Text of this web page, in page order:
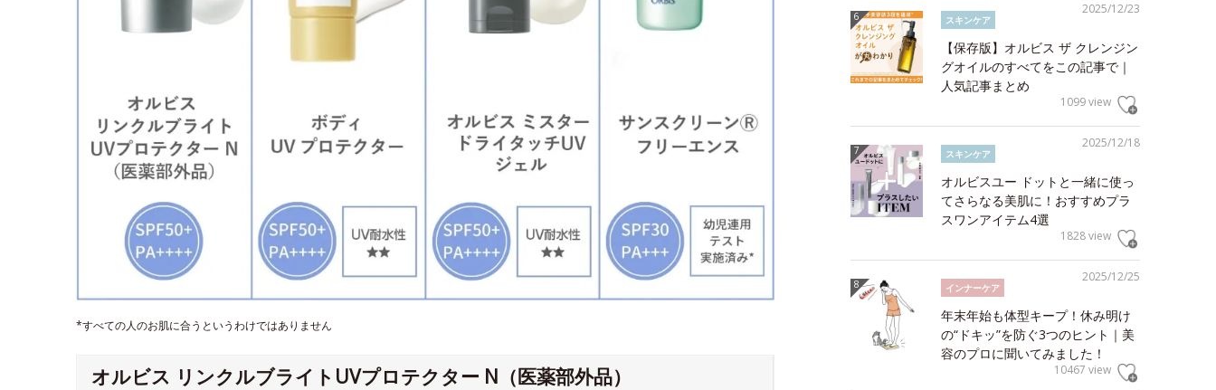
*すべての人のお肌に合うというわけではありません
オルビス リンクルブライトUVプロテクター N（医薬部外品）
2025/12/23
スキンケア
【保存版】オルビス ザ クレンジン
グオイルのすべてをこの記事で｜
人気記事まとめ
1099 view
2025/12/18
スキンケア
オルビスユー ドットと一緒に使っ
てさらなる美肌に！おすすめプラ
スワンアイテム4選
1828 view
2025/12/25
インナーケア
年末年始も体型キープ！休み明け
の“ドキッ”を防ぐ3つのヒント｜美
容のプロに聞いてみました！
10467 view